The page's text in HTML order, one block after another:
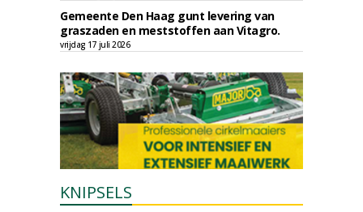
Gemeente Den Haag gunt levering van
graszaden en meststoffen aan Vitagro.
vrijdag 17 juli 2026
KNIPSELS